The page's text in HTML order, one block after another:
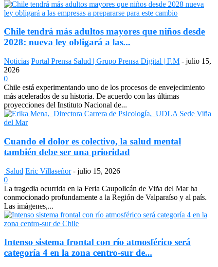
Chile tendrá más adultos mayores que niños desde
2028: nueva ley obligará a las...
Noticias Portal Prensa Salud | Grupo Prensa Digital | F.M - julio 15,
2026
0
Chile está experimentando uno de los procesos de envejecimiento
más acelerados de su historia. De acuerdo con las últimas
proyecciones del Instituto Nacional de...
Cuando el dolor es colectivo, la salud mental
también debe ser una prioridad
Salud Eric Villaseñor - julio 15, 2026
0
La tragedia ocurrida en la Feria Caupolicán de Viña del Mar ha
conmocionado profundamente a la Región de Valparaíso y al país.
Las imágenes,...
Intenso sistema frontal con río atmosférico será
categoría 4 en la zona centro-sur de...